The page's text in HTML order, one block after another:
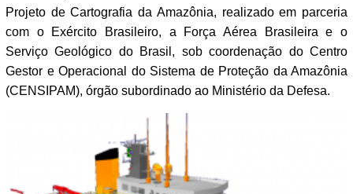
Projeto de Cartografia da Amazônia, realizado em parceria
com o Exército Brasileiro, a Força Aérea Brasileira e o
Serviço Geológico do Brasil, sob coordenação do Centro
Gestor e Operacional do Sistema de Proteção da Amazônia
(CENSIPAM), órgão subordinado ao Ministério da Defesa.